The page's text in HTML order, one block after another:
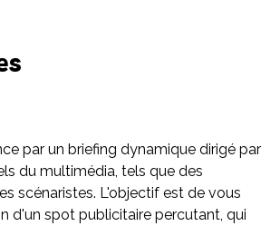
par un briefing dynamique dirigé par
du multimédia, tels que des
scénaristes. L'objectif est de vous
d'un spot publicitaire percutant, qui